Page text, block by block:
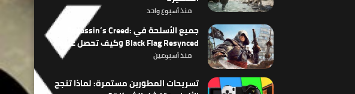
منذ أسبوع واحد
جميع الأسلحة في Assassin’s Creed:
Black Flag Resynced وكيف تحصل عليها
منذ أسبوعين
تسريحات المطورين مستمرة: لماذا تنجح